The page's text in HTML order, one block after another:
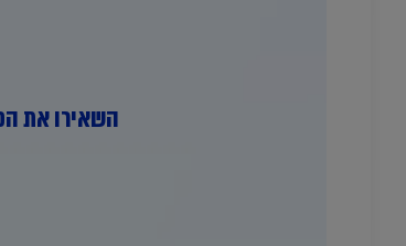
השאירו את